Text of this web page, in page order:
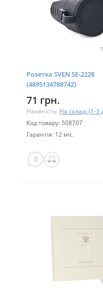
Розетка SVEN SE-2228
(4895134788742)
71 грн.
Наявність: На складі (1-3
Код товару: 508707
Гарантія: 12 міс.
0